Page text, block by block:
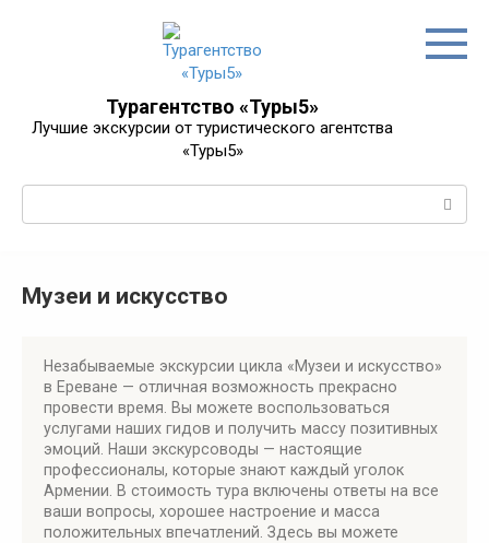
Турагентство «Туры5»
Лучшие экскурсии от туристического агентства
«Туры5»
Музеи и искусство
Незабываемые экскурсии цикла «Музеи и искусство»
в Ереване — отличная возможность прекрасно
провести время. Вы можете воспользоваться
услугами наших гидов и получить массу позитивных
эмоций. Наши экскурсоводы — настоящие
профессионалы, которые знают каждый уголок
Армении. В стоимость тура включены ответы на все
ваши вопросы, хорошее настроение и масса
положительных впечатлений. Здесь вы можете